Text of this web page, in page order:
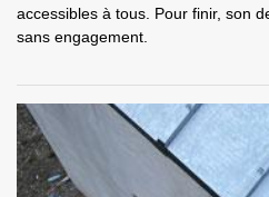
accessibles à tous. Pour finir, son
sans engagement.